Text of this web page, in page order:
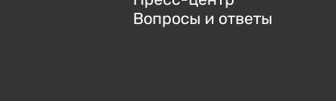
Вопросы и ответы